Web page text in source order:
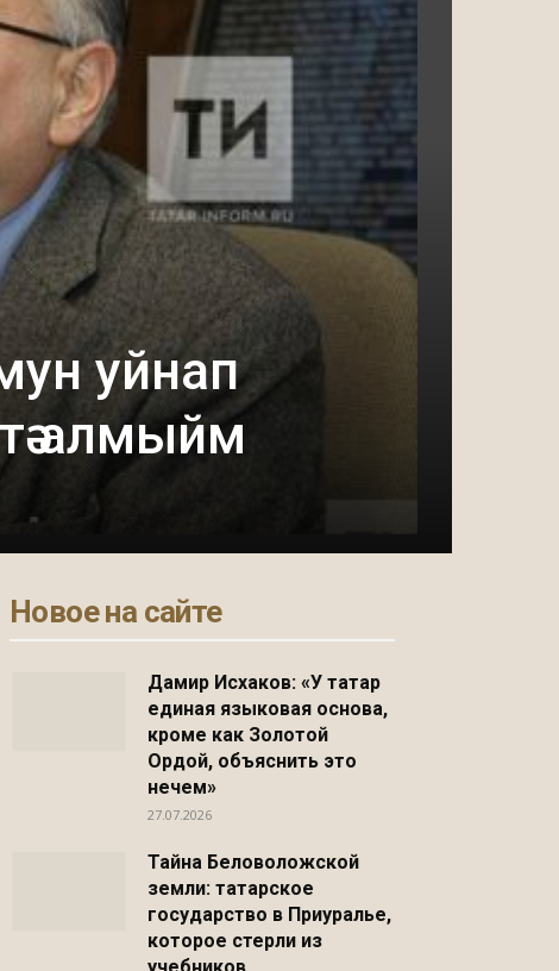
уйнап
алмыйм
Новое на сайте
Дамир Исхаков: «У татар
единая языковая основа,
кроме как Золотой
Ордой, объяснить это
нечем»
27.07.2026
Тайна Беловоложской
земли: татарское
государство в Приуралье,
которое стерли из